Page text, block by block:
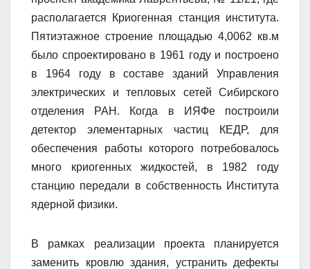
располагается Криогенная станция института.
Пятиэтажное строение площадью 4,0062 кв.м
было спроектировано в 1961 году и построено
в 1964 году в составе зданий Управления
электрических и тепловых сетей Сибирского
отделения РАН. Когда в ИЯФе построили
детектор элементарных частиц КЕДР, для
обеспечения работы которого потребовалось
много криогенных жидкостей, в 1982 году
станцию передали в собственность Института
ядерной физики.
В рамках реализации проекта планируется
заменить кровлю здания, устранить дефекты